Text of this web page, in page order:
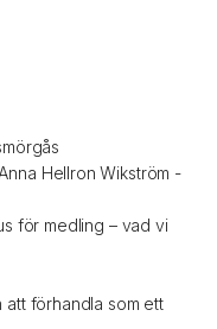
Hellron Wikström -
för medling – vad vi
att förhandla som ett